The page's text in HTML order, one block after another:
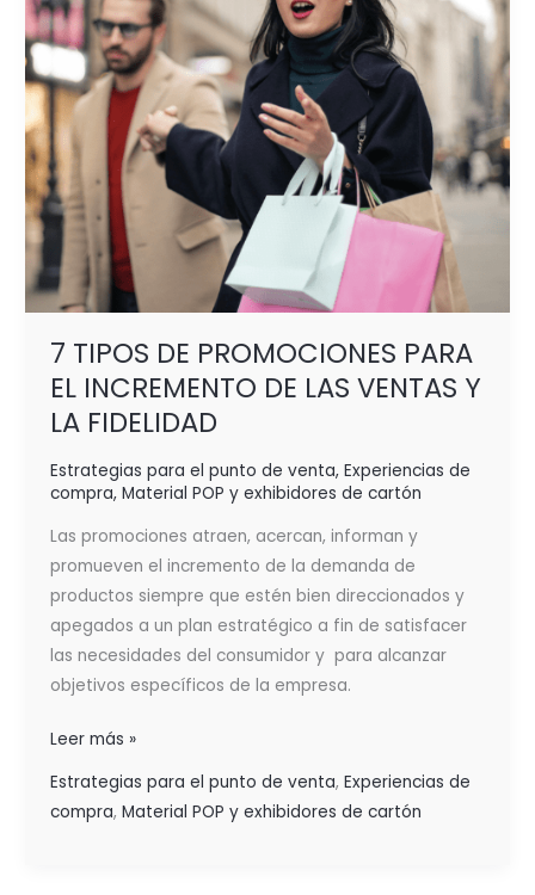
7 TIPOS DE PROMOCIONES PARA
EL INCREMENTO DE LAS VENTAS Y
LA FIDELIDAD
Estrategias para el punto de venta, Experiencias de
compra, Material POP y exhibidores de cartón
Las promociones atraen, acercan, informan y
promueven el incremento de la demanda de
productos siempre que estén bien direccionados y
apegados a un plan estratégico a fin de satisfacer
las necesidades del consumidor y para alcanzar
objetivos específicos de la empresa.
INCREMENTO
DE
LAS
VENTAS
LA FIDELIDAD
Leer más »
Estrategias para el punto de venta, Experiencias de
compra, Material POP y exhibidores de cartón